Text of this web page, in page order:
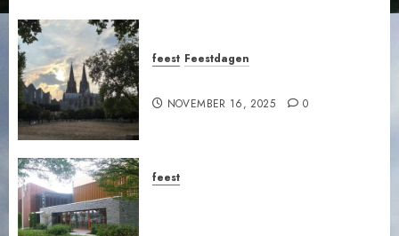
feest Feestdagen
NOVEMBER 16, 2025 0
feest